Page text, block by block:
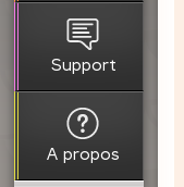
Support
A propos